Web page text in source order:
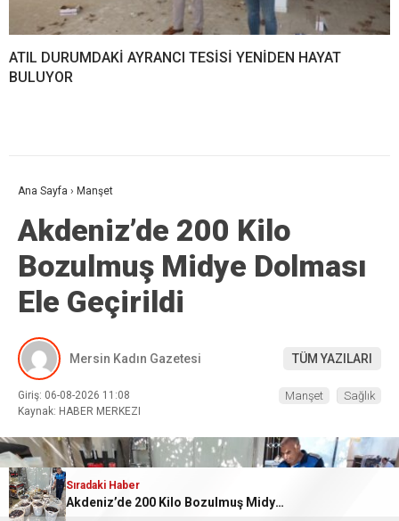
Sıradaki Haber
CARETTALAR’DA HEDEF YENİDEN SÜPER LİG
ATIL DURUMDAKİ AYRANCI TESİSİ YENİDEN HAYAT
BULUYOR
Sıradaki Haber
Akdeniz’de 200 Kilo Bozulmuş Midye Dolması Ele Geçirildi
Ana Sayfa › Manşet
Akdeniz’de 200 Kilo
Bozulmuş Midye Dolması
Ele Geçirildi
Mersin Kadın Gazetesi TÜM YAZILARI
Giriş: 06-08-2026 11:08
Kaynak: HABER MERKEZI
Manşet Sağlık